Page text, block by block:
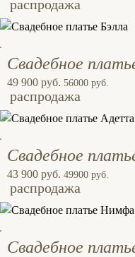
распродажа
Свадебное
49 900 руб. 56000 руб.
распродажа
Свадебное
43 900 руб. 49900 руб.
распродажа
Свадебное